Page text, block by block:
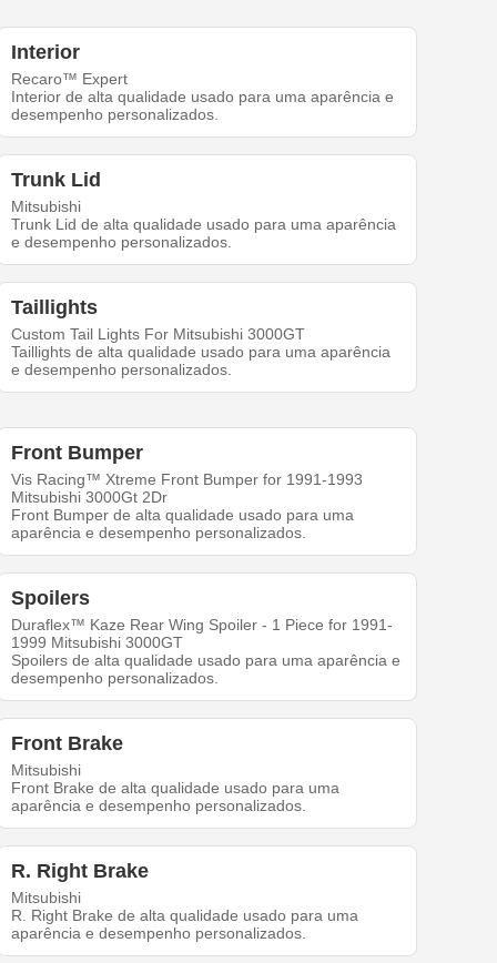
Interior
Recaro™ Expert
Interior de alta qualidade usado para uma aparência e
desempenho personalizados.
Trunk Lid
Mitsubishi
Trunk Lid de alta qualidade usado para uma aparência
e desempenho personalizados.
Taillights
Custom Tail Lights For Mitsubishi 3000GT
Taillights de alta qualidade usado para uma aparência
e desempenho personalizados.
Front Bumper
Vis Racing™ Xtreme Front Bumper for 1991-1993
Mitsubishi 3000Gt 2Dr
Front Bumper de alta qualidade usado para uma
aparência e desempenho personalizados.
Spoilers
Duraflex™ Kaze Rear Wing Spoiler - 1 Piece for 1991-
1999 Mitsubishi 3000GT
Spoilers de alta qualidade usado para uma aparência e
desempenho personalizados.
Front Brake
Mitsubishi
Front Brake de alta qualidade usado para uma
aparência e desempenho personalizados.
R. Right Brake
Mitsubishi
R. Right Brake de alta qualidade usado para uma
aparência e desempenho personalizados.